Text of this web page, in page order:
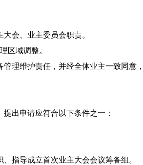
会、业主委员会职责。
区域调整。
理维护责任，并经全体业主一致同意
出申请应符合以下条件之一：
指导成立首次业主大会会议筹备组。